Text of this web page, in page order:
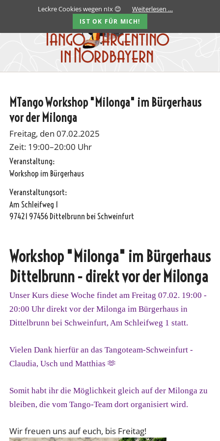
MTango Workshop "Milonga" im Bürgerhaus
vor der Milonga
Freitag, den 07.02.2025
Zeit: 19:00–20:00 Uhr
Veranstaltung:
Workshop im Bürgerhaus
Veranstaltungsort:
Am Schleifweg 1
97421 97456 Dittelbrunn bei Schweinfurt
Workshop "Milonga" im Bürgerhaus
Dittelbrunn - direkt vor der Milonga
Unser Kurs diese Woche findet am Freitag 07.02. 19:00 -
20:00 Uhr direkt vor der Milonga im Bürgerhaus in
Dittelbrunn bei Schweinfurt, Am Schleifweg 1 statt.
Vielen Dank hierfür an das Tangoteam-Schweinfurt -
Claudia, Usch und Matthias 🫶
Somit habt ihr die Möglichkeit gleich auf der Milonga zu
bleiben, die vom Tango-Team dort organisiert wird.
Wir freuen uns auf euch, bis Freitag!
Leckre Cookies wegen nIx 😊 Weiterlesen …
IST OK FÜR MICH!